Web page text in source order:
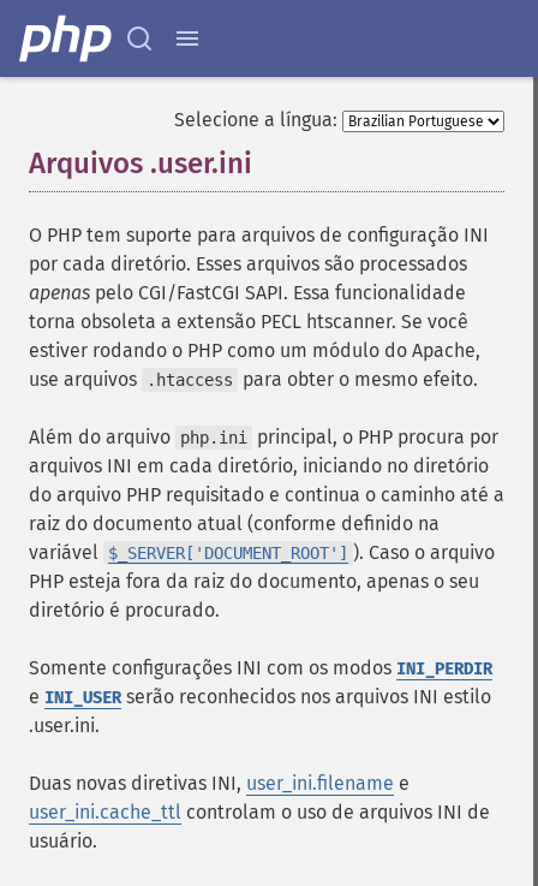
Selecione a língua:
Arquivos .user.ini
O PHP tem suporte para arquivos de configuração INI
por cada diretório. Esses arquivos são processados
apenas pelo CGI/FastCGI SAPI. Essa funcionalidade
torna obsoleta a extensão PECL htscanner. Se você
estiver rodando o PHP como um módulo do Apache,
use arquivos
.htaccess para obter o mesmo efeito.
Além do arquivo php.ini
principal, o PHP procura por
arquivos INI em cada diretório, iniciando no diretório
do arquivo PHP requisitado e continua o caminho até a
raiz do documento atual (conforme definido na
variável $_SERVER['DOCUMENT_ROOT'] ). Caso o arquivo
PHP esteja fora da raiz do documento, apenas o seu
diretório é procurado.
Somente configurações INI com os modos INI_PERDIR
e INI_USERserão reconhecidos nos arquivos INI estilo
.user.ini.
Duas novas diretivas INI, user_ini.filename e
user_ini.cache_ttl controlam o uso de arquivos INI de
usuário.